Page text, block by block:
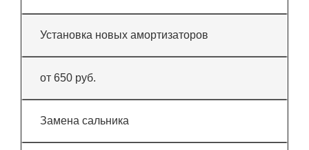
Установка новых амортизаторов
от 650 руб.
Замена сальника